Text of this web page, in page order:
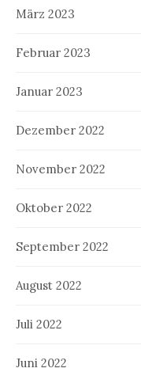
März 2023
Februar 2023
Januar 2023
Dezember 2022
November 2022
Oktober 2022
September 2022
August 2022
Juli 2022
Juni 2022